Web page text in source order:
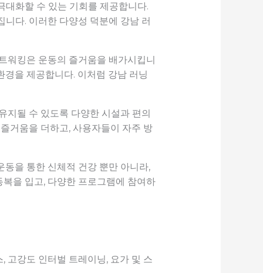
화할 수 있는 기회를 제공합니다.
다. 이러한 다양성 덕분에 강남 러
워킹은 운동의 즐거움을 배가시킵니
을 제공합니다. 이처럼 강남 러닝
지될 수 있도록 다양한 시설과 편의
거움을 더하고, 사용자들이 자주 방
을 통한 신체적 건강 뿐만 아니라,
을 입고, 다양한 프로그램에 참여하
고강도 인터벌 트레이닝, 요가 및 스